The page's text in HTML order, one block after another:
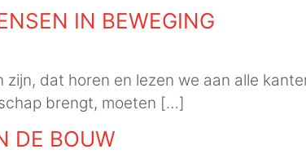
IN BEWEGING
dat horen en lezen we aan alle
brengt, moeten […]
DE BOUW